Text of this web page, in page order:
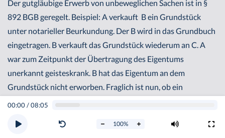
00:00/08:05
100%
Der gutgläubige Erwerb von unbeweglichen Sachen ist in §
892 BGB geregelt. Beispiel: A verkauft B ein Grundstück
unter notarieller Beurkundung. Der B wird in das Grundbuch
eingetragen. B verkauft das Grundstück wiederum an C. A
war zum Zeitpunkt der Übertragung des Eigentums
unerkannt geisteskrank. B hat das Eigentum an dem
Grundstück nicht erworben. Fraglich ist nun, ob ein
gutgläubiger Erwerb des C vom Nichtberechtigten B möglich
Voraussetzungen.